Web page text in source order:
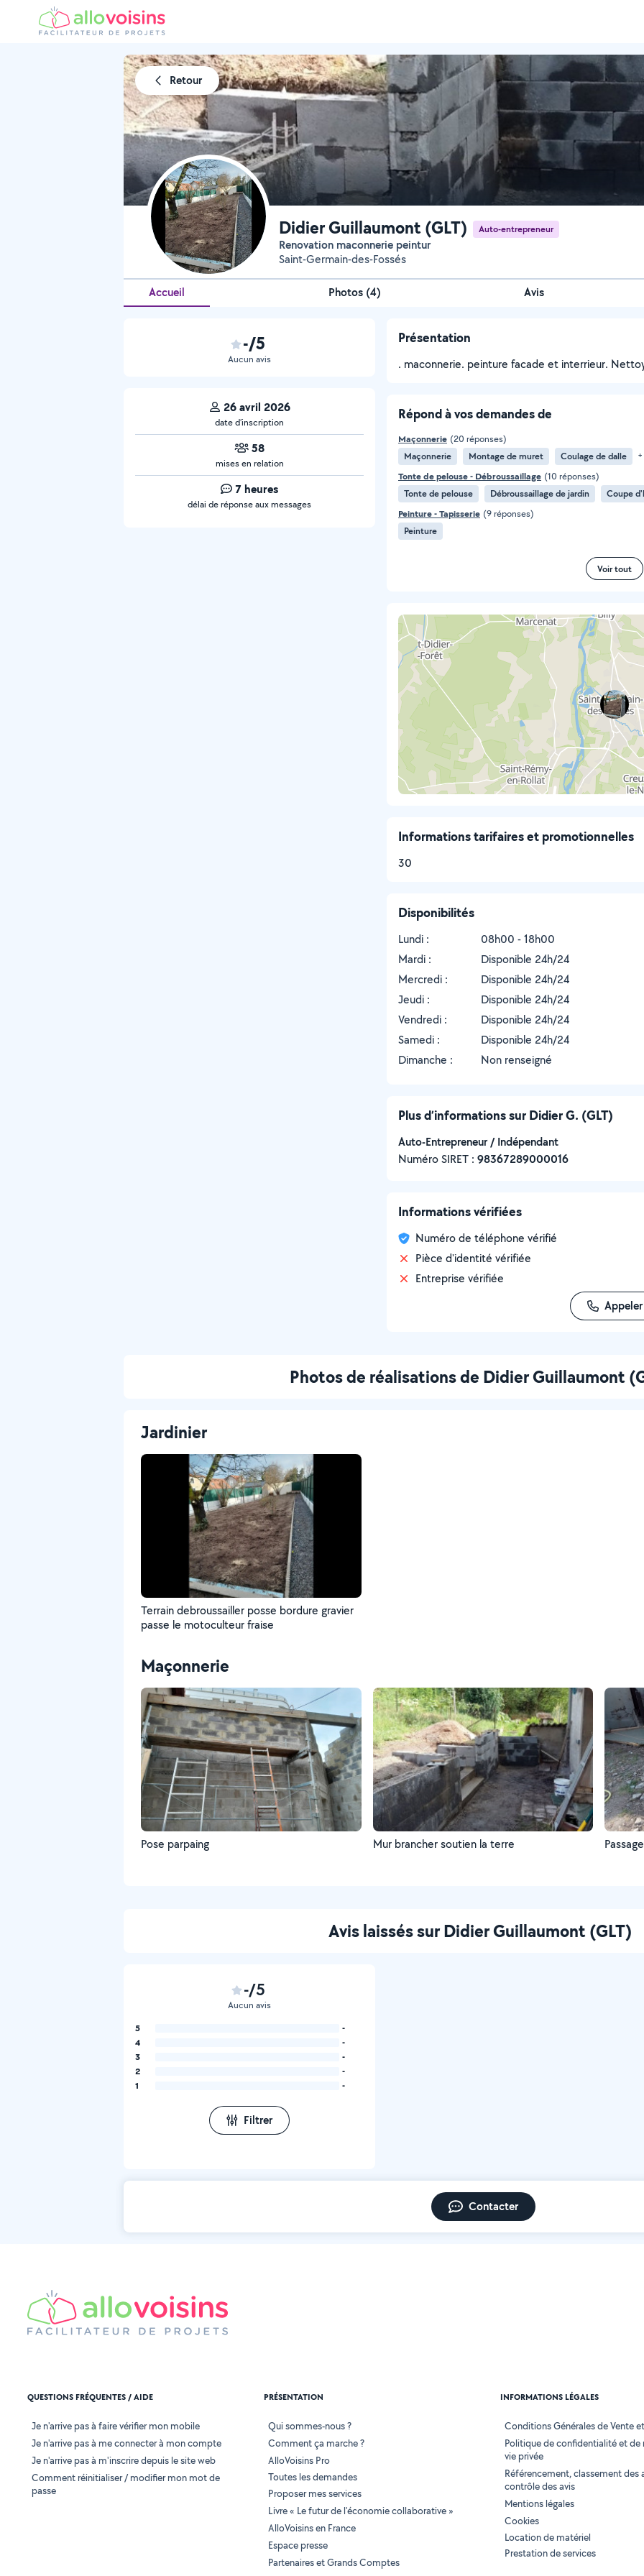
Retour
Didier Guillaumont (GLT) Auto-entrepreneur
Renovation maconnerie peintur
Saint-Germain-des-Fossés
Accueil Photos (4) Avis
-/5
Aucun avis
26 avril 2026
date d’inscription
58
mises en relation
7 heures
délai de réponse aux messages
Présentation
. maconnerie. peinture facade et interrieur.
Répond à vos demandes de
Maçonnerie (20 réponses)
Maçonnerie
Montage de muret Coulage de dalle
Tonte de pelouse - Débroussaillage (10 réponses)
Tonte de pelouse
Débroussaillage de jardin
Coupe
Peinture - Tapisserie (9 réponses)
Peinture
Voir tout
Informations tarifaires et promotionnelles
30
Disponibilités
Lundi :
08h00 - 18h00
Mardi :
Disponible 24h/24
Mercredi :
Disponible 24h/24
Jeudi :
Disponible 24h/24
Vendredi :
Disponible 24h/24
Samedi :
Disponible 24h/24
Dimanche :
Non renseigné
Plus d’informations sur Didier G. (GLT)
Auto-Entrepreneur / Indépendant
Numéro SIRET : ‍98367289000016
Informations vérifiées
Numéro de téléphone vérifié
Pièce d'identité vérifiée
Entreprise vérifiée
Appeler
Photos de réalisations de Didier Guillaumont
Jardinier
Terrain debroussailler posse bordure gravier
passe le motoculteur fraise
Maçonnerie
Pose parpaing Mur brancher soutien la terre Passage
Avis laissés sur Didier Guillaumont (GLT)
-/5
Aucun avis
5
-
4
-
3
-
2
-
1
-
Filtrer
Contacter
QUESTIONS FRÉQUENTES / AIDE
Je n'arrive pas à faire vérifier mon mobile
Je n'arrive pas à me connecter à mon compte
Je n'arrive pas à m'inscrire depuis le site web
Comment réinitialiser / modifier mon mot de
passe
PRÉSENTATION
Qui sommes-nous ?
Comment ça marche ?
AlloVoisins Pro
Toutes les demandes
Proposer mes services
Livre « Le futur de l'économie collaborative »
AlloVoisins en France
Espace presse
Partenaires et Grands Comptes
INFORMATIONS LÉGALES
Conditions Générales de Vente
Politique de confidentialité et de
vie privée
Référencement, classement des
contrôle des avis
Mentions légales
Cookies
Location de matériel
Prestation de services